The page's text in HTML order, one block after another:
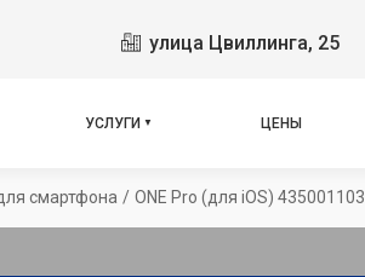
улица Цвиллинга, 25
УСЛУГИ ЦЕНЫ
смартфона / ONE Pro (для iOS) 435001103